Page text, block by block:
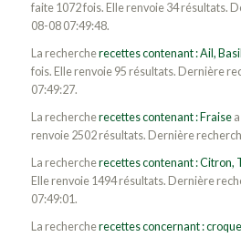
faite 1072 fois. Elle renvoie 34 résultats.
08-08 07:49:48.
La rechercherecettes contenant : Ail,
fois. Elle renvoie 95 résultats. Dernière
07:49:27.
La rechercherecettes contenant : Fraisea
renvoie 2502 résultats. Dernière
La rechercherecettes contenant : Citron,
Elle renvoie 1494 résultats. Dernière
07:49:01.
La rechercherecettes concernant :